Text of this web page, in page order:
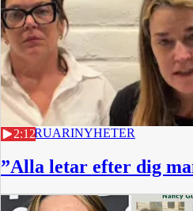
2:12
5 FEBRUARINYHETER
”Alla letar efter dig